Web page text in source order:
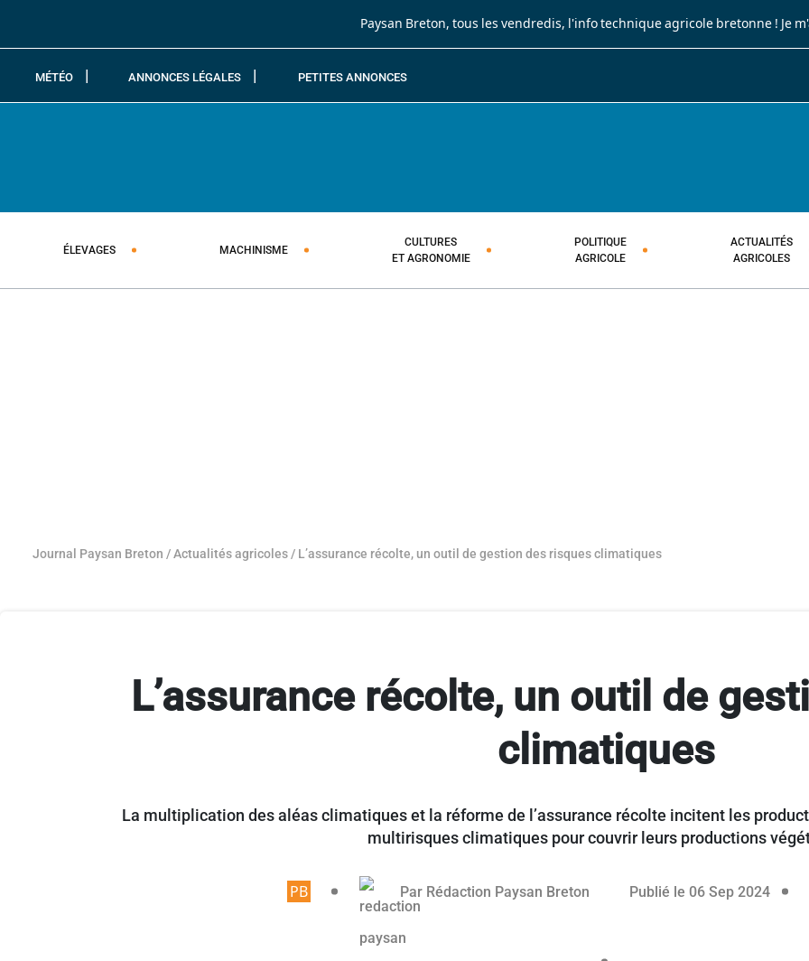
Paysan Breton, tous les vendredis, l'info technique agricole bretonne ! Je
MÉTÉO ANNONCES LÉGALES PETITES ANNONCES
ÉLEVAGES MACHINISME
CULTURES
ET AGRONOMIE
POLITIQUE
AGRICOLE
ACTUALITÉS
AGRICOLES
Journal Paysan Breton /Actualités agricoles / L’assurance récolte, un outil de gestion des risques climatiques
L’assurance récolte, un outil de
climatiques
La multiplication des aléas climatiques et la réforme de l’assurance récolte incitent les
multirisques climatiques pour couvrir leurs productions
Article réservé aux abonnés
Par Rédaction Paysan Breton Publié le 06 Sep 202405